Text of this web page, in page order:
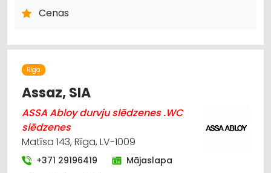
DZINĒJI, MOTORI, TO REMONTS
AUTO PAPILDIERĪCES UN AKSESUĀRI; NAVIGĀCIJAS SISTĒMAS
Cenas
Rīga
Assaz, SIA
ASSA Abloy durvju slēdzenes .WC
slēdzenes
Matīsa 143, Rīga, LV-1009
+371 29196419 Mājaslapa